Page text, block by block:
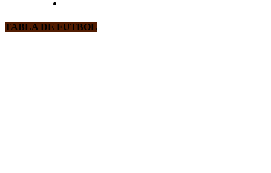
TABLA DE FUTBOL